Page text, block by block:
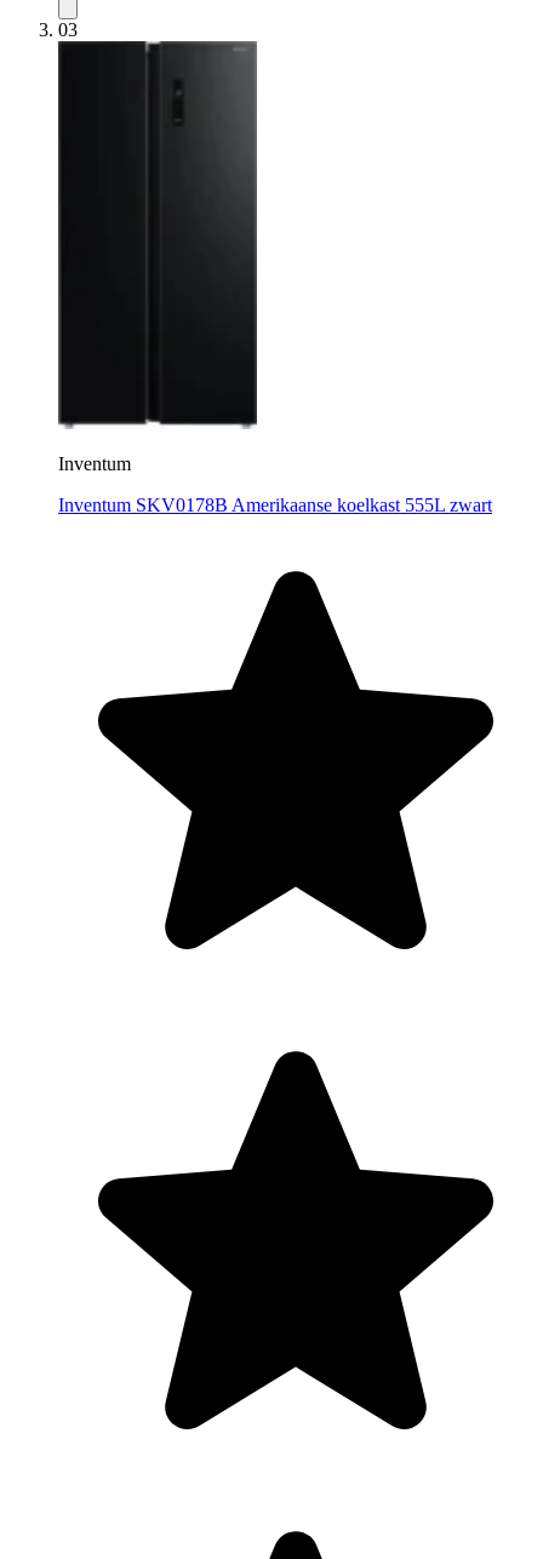
03
Inventum
Inventum SKV0178B Amerikaanse koelkast 555L zwart